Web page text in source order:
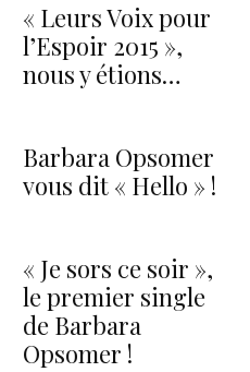
« Leurs Voix pour
l’Espoir 2015 »,
nous y étions…
Barbara Opsomer
vous dit « Hello » !
« Je sors ce soir »,
le premier single
de Barbara
Opsomer !